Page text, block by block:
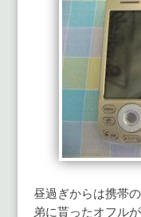
昼過ぎからは携帯
弟に貰ったオフル